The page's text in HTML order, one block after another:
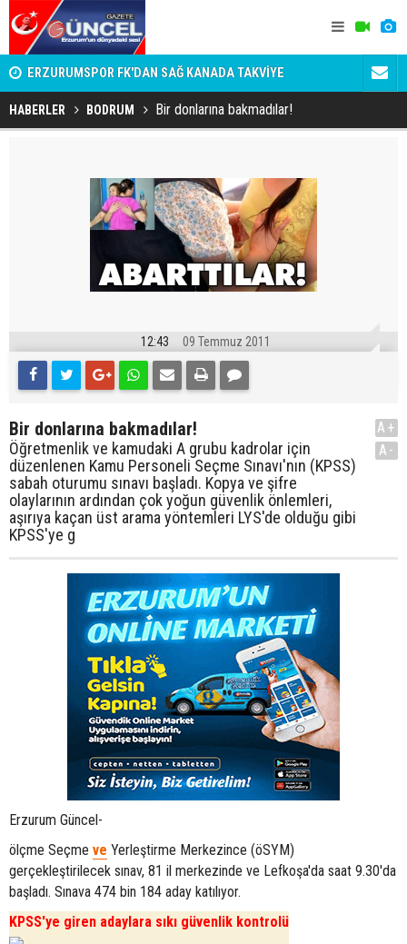
ERZURUMSPOR FK'DAN SAĞ KANADA TAKVİYE SÜSLÜ
HABERLER BODRUM Bir donlarına bakmadılar!
12:43 09 Temmuz 2011
Bir donlarına bakmadılar!
Öğretmenlik ve kamudaki A grubu kadrolar için
düzenlenen Kamu Personeli Seçme Sınavı'nın (KPSS)
sabah oturumu sınavı başladı. Kopya ve şifre
olaylarının ardından çok yoğun güvenlik önlemleri,
aşırıya kaçan üst arama yöntemleri LYS'de olduğu gibi
KPSS'ye g
A+
A-
Erzurum Güncel-
ölçme Seçme ve Yerleştirme Merkezince (öSYM)
gerçekleştirilecek sınav, 81 il merkezinde ve Lefkoşa'da saat 9.30'da
başladı. Sınava 474 bin 184 aday katılıyor.
KPSS'ye giren adaylara sıkı güvenlik kontrolü